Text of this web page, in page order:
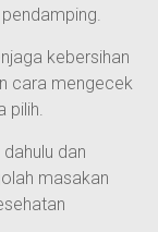
kebersihan
cara mengecek
pilih.
dan
masakan